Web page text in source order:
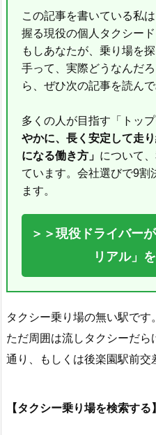
この記事を書いている私
握る現役の個人タクシード
もしあなたが、乗り場を
手って、実際どうなんだ
ら、ぜひ次の記事を読んで
多くの人が目指す「トッ
やかに、長く安定して走
になる働き方」 について
ています。会社選びで9割
ます。
＞＞現役ドライバー
リアル」
タクシー乗り場の無い駅です。
ただ周囲は流しタクシーだ
通り、もしくは後楽園駅前交
【タクシー乗り場を検索する】